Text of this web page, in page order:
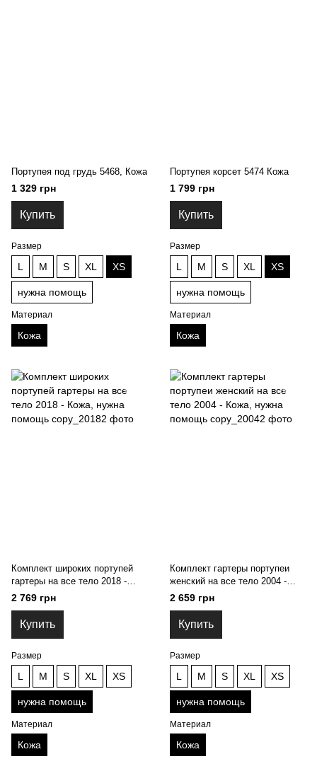
Портупея под грудь 5468, Кожа
1 329 грн
Купить
Размер
L M S XL XS
нужна помощь
Материал
Кожа
Портупея корсет 5474 Кожа
1 799 грн
Купить
Размер
L M S XL XS
нужна помощь
Материал
Кожа
Комплект широких портупей
гартеры на все тело 2018 -
Кожа, нужна помощь
2 769 грн
Купить
Размер
L M S XL XS
нужна помощь
Материал
Кожа
Комплект гартеры портупеи
женский на все тело 2004 -
Кожа, нужна помощь
2 659 грн
Купить
Размер
L M S XL XS
нужна помощь
Материал
Кожа